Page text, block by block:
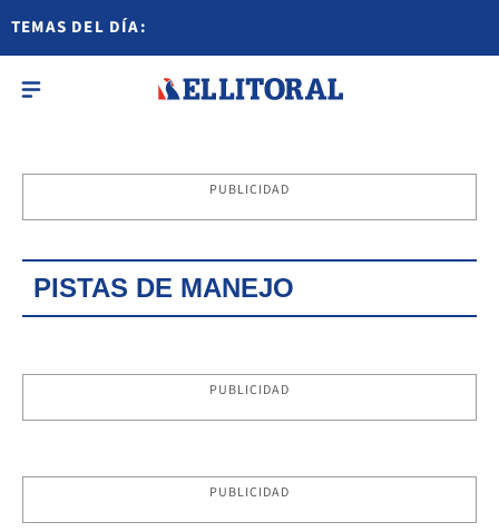
TEMAS DEL DÍA:
PUBLICIDAD
PISTAS DE MANEJO
PUBLICIDAD
PUBLICIDAD